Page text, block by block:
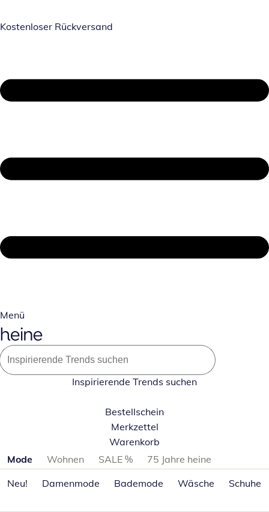
Kostenloser Rückversand
Menü
Inspirierende Trends suchen
Bestellschein
Merkzettel
Warenkorb
Produktkategorien überspringen
Mode Wohnen SALE %
75 Jahre heine
Neu!
Damenmode Bademode Wäsche Schuhe